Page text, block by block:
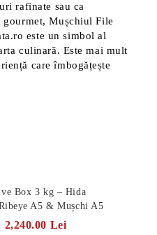
rafinate sau ca
Mușchiul File
este un simbol al
culinară. Este mai mult
care îmbogățește
Box 3 kg – Hida
A5 & Mușchi A5
2,240.00 Lei